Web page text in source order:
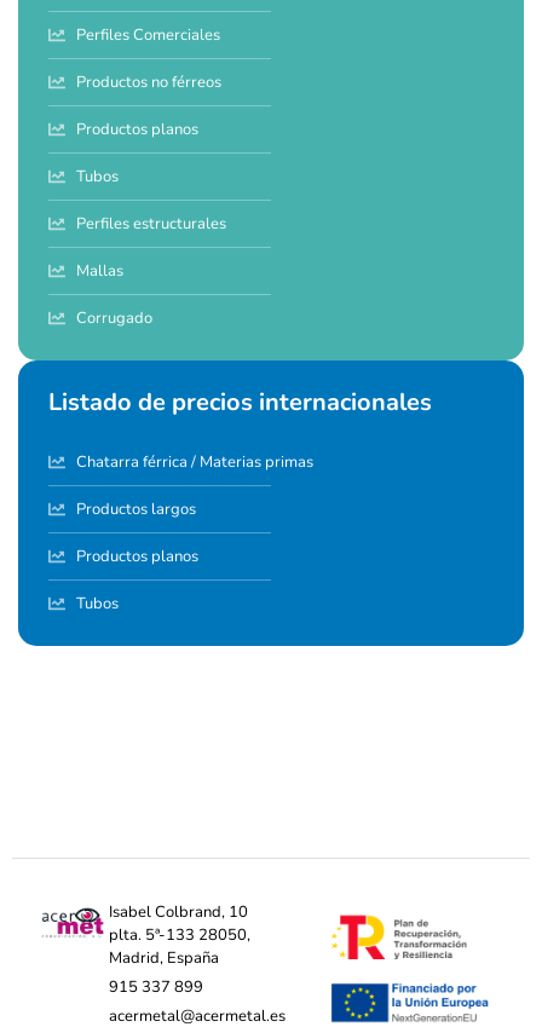
Perfiles Comerciales
Productos no férreos
Productos planos
Tubos
Perfiles estructurales
Mallas
Corrugado
Listado de precios internacionales
Chatarra férrica / Materias primas
Productos largos
Productos planos
Tubos
Isabel Colbrand, 10
plta. 5ª-133 28050,
Madrid, España
915 337 899
acermetal@acermetal.es